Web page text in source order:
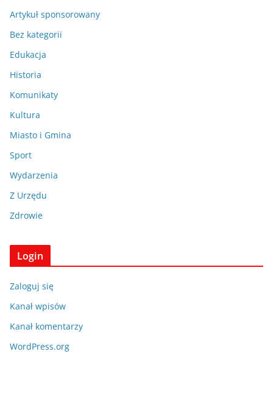
Artykuł sponsorowany
Bez kategorii
Edukacja
Historia
Komunikaty
Kultura
Miasto i Gmina
Sport
Wydarzenia
Z Urzędu
Zdrowie
Login
Zaloguj się
Kanał wpisów
Kanał komentarzy
WordPress.org